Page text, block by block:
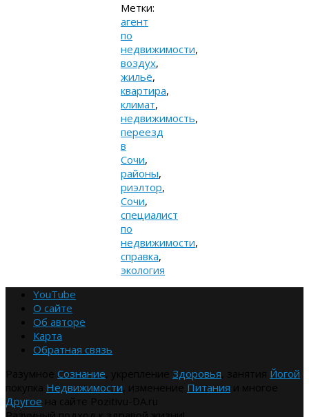
Метки:
агент
по
недвижимости,
воздух,
жильё,
квартира,
климат,
недвижимость,
переезд
в
Сочи,
районы,
риэлтор,
Сочи,
специалист
по
недвижимости,
справка,
экология
YouTube
О сайте
Об авторе
Карта
Обратная связь
Сознание Здоровья
Йогой
Недвижимости Питания
Другое